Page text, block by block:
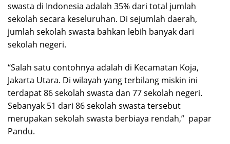
swasta di Indonesia adalah 35% dari total jumlah
sekolah secara keseluruhan. Di sejumlah daerah,
jumlah sekolah swasta bahkan lebih banyak dari
sekolah negeri.
“Salah satu contohnya adalah di Kecamatan Koja,
Jakarta Utara. Di wilayah yang terbilang miskin ini
terdapat 86 sekolah swasta dan 77 sekolah negeri.
Sebanyak 51 dari 86 sekolah swasta tersebut
merupakan sekolah swasta berbiaya rendah,” papar
Pandu.